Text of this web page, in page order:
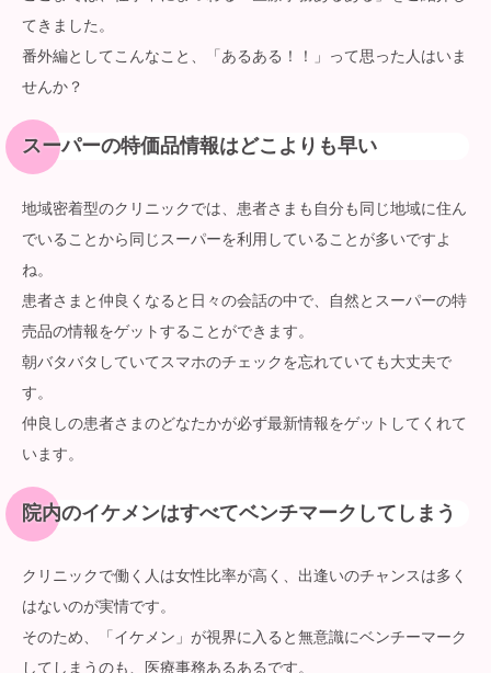
てきました。
番外編としてこんなこと、「あるある！！」って思った人はいま
せんか？
スーパーの特価品情報はどこよりも早い
地域密着型のクリニックでは、患者さまも自分も同じ地域に住ん
でいることから同じスーパーを利用していることが多いですよ
ね。
患者さまと仲良くなると日々の会話の中で、自然とスーパーの特
売品の情報をゲットすることができます。
朝バタバタしていてスマホのチェックを忘れていても大丈夫で
す。
仲良しの患者さまのどなたかが必ず最新情報をゲットしてくれて
います。
院内のイケメンはすべてベンチマークしてしまう
クリニックで働く人は女性比率が高く、出逢いのチャンスは多く
はないのが実情です。
そのため、「イケメン」が視界に入ると無意識にベンチーマーク
してしまうのも、医療事務あるあるです。